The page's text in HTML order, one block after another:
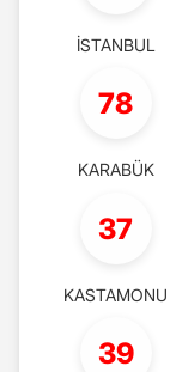
İSTANBUL
78
KARABÜK
37
KASTAMONU
39